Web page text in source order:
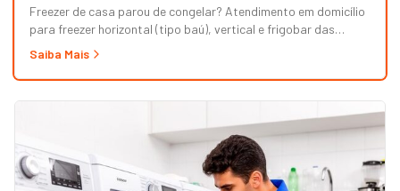
Freezer de casa parou de congelar? Atendimento em domicílio
para freezer horizontal (tipo baú), vertical e frigobar das
marcas Brastemp, Consul, Electrolux, Esmaltec, Philco e
de restaurante, padaria ou mercado, veja nossa página de
Freezer Comercial.)
Saiba Mais